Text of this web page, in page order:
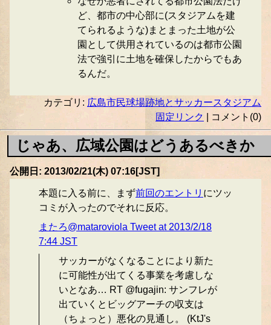
ど、都市の中心部に(スタジアムを建
てられるような)まとまった土地が公
園として供用されているのは都市公園
法で強引に土地を確保したからでもあ
るんだ。
カテゴリ: 広島市民球場跡地とサッカースタジアム
固定リンク
| コメント(0)
じゃあ、広域公園はどうあるべきか
公開日: 2013/02/21(木) 07:16[JST]
本題に入る前に、まず前回のエントリ にツッ
コミが入ったのでそれに反応。
またろ@mataroviola Tweet at 2013/2/18
7:44 JST
サッカーがなくなることにより新た
に可能性が出てくる事業を考慮しな
いとなあ… RT @fugajin: サンフレが
出ていくとビッグアーチの収支は
（ちょっと）悪化の見通し。 (KtJ's